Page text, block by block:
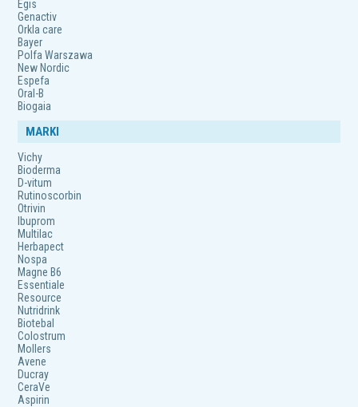
Egis
Genactiv
Orkla care
Bayer
Polfa Warszawa
New Nordic
Espefa
Oral-B
Biogaia
MARKI
Vichy
Bioderma
D-vitum
Rutinoscorbin
Otrivin
Ibuprom
Multilac
Herbapect
Nospa
Magne B6
Essentiale
Resource
Nutridrink
Biotebal
Colostrum
Mollers
Avene
Ducray
CeraVe
Aspirin